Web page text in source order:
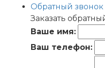
Обратный звонок
Заказать
Ваше имя:
Ваш телефон: